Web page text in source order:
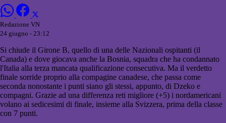
Redazione VN
24 giugno - 23:12
Si chiude il Girone B, quello di una delle Nazionali ospitanti (il
Canada) e dove giocava anche la Bosnia, squadra che ha condannato
l'Italia alla terza mancata qualificazione consecutiva. Ma il verdetto
finale sorride proprio alla compagine canadese, che passa come
seconda nonostante i punti siano gli stessi, appunto, di Dzeko e
compagni. Grazie ad una differenza reti migliore (+5) i nordamericani
volano ai sedicesimi di finale, insieme alla Svizzera, prima della classe
con 7 punti.